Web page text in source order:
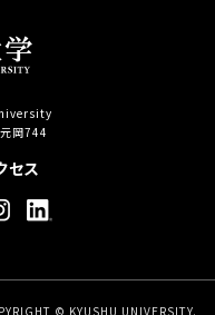
岡744
セス
© KYUSHU UNIVERSITY.